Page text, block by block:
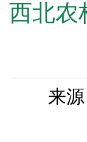
西北农
来